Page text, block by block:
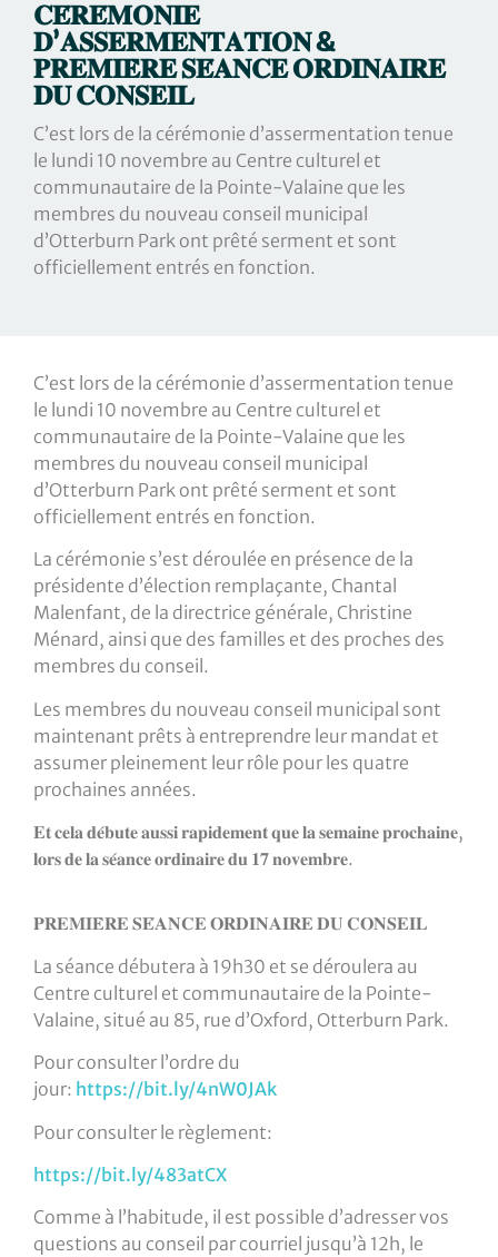
𝐂𝐄́𝐑𝐄́𝐌𝐎𝐍𝐈𝐄
𝐃’𝐀𝐒𝐒𝐄𝐑𝐌𝐄𝐍𝐓𝐀𝐓𝐈𝐎𝐍 &
𝐏𝐑𝐄𝐌𝐈𝐄̀𝐑𝐄 𝐒𝐄́𝐀𝐍𝐂𝐄 𝐎𝐑𝐃𝐈𝐍𝐀𝐈𝐑𝐄
𝐃𝐔 𝐂𝐎𝐍𝐒𝐄𝐈𝐋
C’est lors de la cérémonie d’assermentation tenue
le lundi 10 novembre au Centre culturel et
communautaire de la Pointe-Valaine que les
membres du nouveau conseil municipal
d’Otterburn Park ont prêté serment et sont
officiellement entrés en fonction.
C’est lors de la cérémonie d’assermentation tenue
le lundi 10 novembre au Centre culturel et
communautaire de la Pointe-Valaine que les
membres du nouveau conseil municipal
d’Otterburn Park ont prêté serment et sont
officiellement entrés en fonction.
La cérémonie s’est déroulée en présence de la
présidente d’élection remplaçante, Chantal
Malenfant, de la directrice générale, Christine
Ménard, ainsi que des familles et des proches des
membres du conseil.
Les membres du nouveau conseil municipal sont
maintenant prêts à entreprendre leur mandat et
assumer pleinement leur rôle pour les quatre
prochaines années.
𝐄𝐭 𝐜𝐞𝐥𝐚 𝐝𝐞́𝐛𝐮𝐭𝐞 𝐚𝐮𝐬𝐬𝐢 𝐫𝐚𝐩𝐢𝐝𝐞𝐦𝐞𝐧𝐭 𝐪𝐮𝐞 𝐥𝐚 𝐬𝐞𝐦𝐚𝐢𝐧𝐞 𝐩𝐫𝐨𝐜𝐡𝐚𝐢𝐧𝐞,
𝐥𝐨𝐫𝐬 𝐝𝐞 𝐥𝐚 𝐬𝐞́𝐚𝐧𝐜𝐞 𝐨𝐫𝐝𝐢𝐧𝐚𝐢𝐫𝐞 𝐝𝐮 𝟏𝟕 𝐧𝐨𝐯𝐞𝐦𝐛𝐫𝐞.
𝐏𝐑𝐄𝐌𝐈𝐄̀𝐑𝐄 𝐒𝐄́𝐀𝐍𝐂𝐄 𝐎𝐑𝐃𝐈𝐍𝐀𝐈𝐑𝐄 𝐃𝐔 𝐂𝐎𝐍𝐒𝐄𝐈𝐋
La séance débutera à 19h30 et se déroulera au
Centre culturel et communautaire de la Pointe-
Valaine, situé au 85, rue d’Oxford, Otterburn Park.
Pour consulter l’ordre du
jour: https://bit.ly/4nW0JAk
Pour consulter le règlement:
https://bit.ly/483atCX
Comme à l’habitude, il est possible d’adresser vos
questions au conseil par courriel jusqu’à 12h, le